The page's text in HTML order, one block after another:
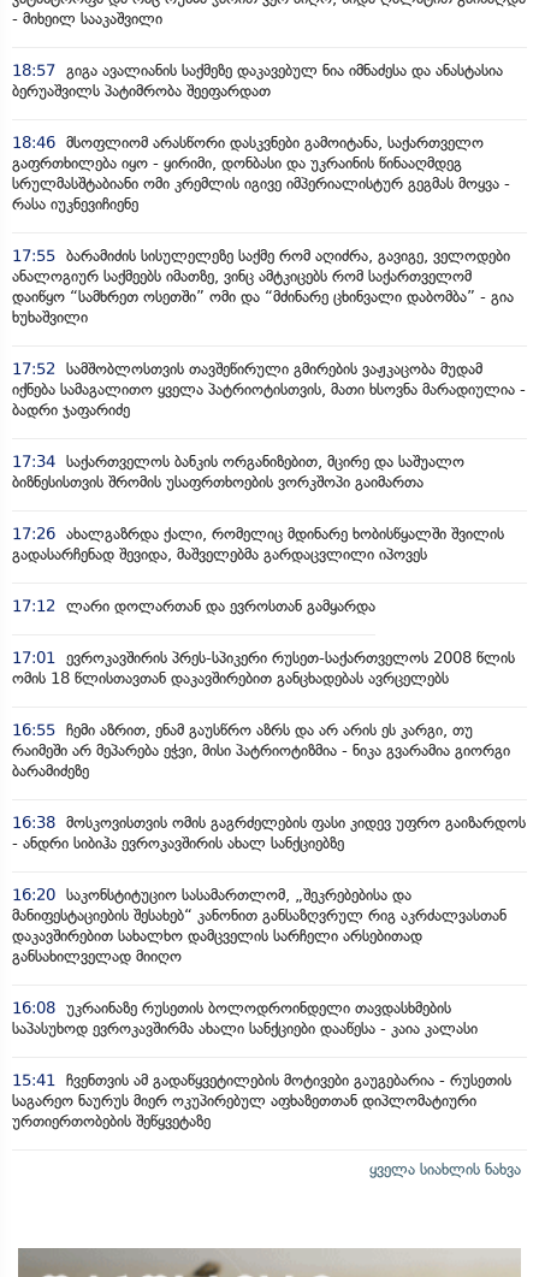
- მიხეილ სააკაშვილი
18:57 გიგა ავალიანის საქმეზე დაკავებულ ნია იმნაძესა და ანასტასია
ბერუაშვილს პატიმრობა შეეფარდათ
18:46 მსოფლიომ არასწორი დასკვნები გამოიტანა, საქართველო
გაფრთხილება იყო - ყირიმი, დონბასი და უკრაინის წინააღმდეგ
სრულმასშტაბიანი ომი კრემლის იგივე იმპერიალისტურ გეგმას მოყვა -
რასა იუკნევიჩიენე
17:55 ბარამიძის სისულელეზე საქმე რომ აღიძრა, გავიგე, ველოდები
ანალოგიურ საქმეებს იმათზე, ვინც ამტკიცებს რომ საქართველომ
დაიწყო “სამხრეთ ოსეთში” ომი და “მძინარე ცხინვალი დაბომბა” - გია
ხუხაშვილი
17:52
სამშობლოსთვის თავშეწირული გმირების ვაჟკაცობა მუდამ
იქნება სამაგალითო ყველა პატრიოტისთვის, მათი ხსოვნა მარადიულია -
ბადრი ჯაფარიძე
17:34 საქართველოს ბანკის ორგანიზებით, მცირე და საშუალო
ბიზნესისთვის შრომის უსაფრთხოების ვორკშოპი გაიმართა
17:26 ახალგაზრდა ქალი, რომელიც მდინარე ხობისწყალში შვილის
გადასარჩენად შევიდა, მაშველებმა გარდაცვლილი იპოვეს
17:12 ლარი დოლართან და ევროსთან გამყარდა
17:01
ევროკავშირის პრეს-სპიკერი რუსეთ-საქართველოს 2008 წლის
ომის 18 წლისთავთან დაკავშირებით განცხადებას ავრცელებს
16:55 ჩემი აზრით, ენამ გაუსწრო აზრს და არ არის ეს კარგი, თუ
რაიმეში არ მეპარება ეჭვი, მისი პატრიოტიზმია - ნიკა გვარამია გიორგი
ბარამიძეზე
16:38 მოსკოვისთვის ომის გაგრძელების ფასი კიდევ უფრო გაიზარდოს
- ანდრი სიბიჰა ევროკავშირის ახალ სანქციებზე
16:20 საკონსტიტუციო სასამართლომ, „შეკრებებისა და
მანიფესტაციების შესახებ“ კანონით განსაზღვრულ რიგ აკრძალვასთან
დაკავშირებით სახალხო დამცველის სარჩელი არსებითად
განსახილველად მიიღო
16:08 უკრაინაზე რუსეთის ბოლოდროინდელი თავდასხმების
საპასუხოდ ევროკავშირმა ახალი სანქციები დააწესა - კაია კალასი
15:41
ჩვენთვის ამ გადაწყვეტილების მოტივები გაუგებარია - რუსეთის
საგარეო ნაურუს მიერ ოკუპირებულ აფხაზეთთან დიპლომატიური
ურთიერთობების შეწყვეტაზე
ყველა სიახლის ნახვა